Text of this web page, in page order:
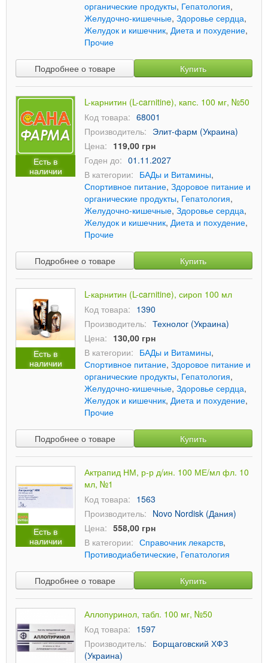
органические продукты, Гепатология,
Желудочно-кишечные, Здоровье сердца,
Желудок и кишечник, Диета и похудение,
Прочие
Подробнее о товаре Купить
Есть в
наличии
L-карнитин (L-carnitine), капс. 100 мг, №50
Код товара: 68001
Производитель: Элит-фарм (Украина)
Цена: 119,00 грн
Годен до: 01.11.2027
В категории: БАДы и Витамины,
Спортивное питание, Здоровое питание и
органические продукты, Гепатология,
Желудочно-кишечные, Здоровье сердца,
Желудок и кишечник, Диета и похудение,
Прочие
Подробнее о товаре Купить
Есть в
наличии
L-карнитин (L-carnitine), сироп 100 мл
Код товара: 1390
Производитель: Технолог (Украина)
Цена: 130,00 грн
В категории: БАДы и Витамины,
Спортивное питание, Здоровое питание и
органические продукты, Гепатология,
Желудочно-кишечные, Здоровье сердца,
Желудок и кишечник, Диета и похудение,
Прочие
Подробнее о товаре Купить
Есть в
наличии
Актрапид НМ, р-р д/ин. 100 МЕ/мл фл. 10
мл, №1
Код товара: 1563
Производитель: Novo Nordisk (Дания)
Цена: 558,00 грн
В категории: Справочник лекарств,
Противодиабетические, Гепатология
Подробнее о товаре Купить
Аллопуринол, табл. 100 мг, №50
Код товара: 1597
Производитель: Борщаговский ХФЗ
(Украина)